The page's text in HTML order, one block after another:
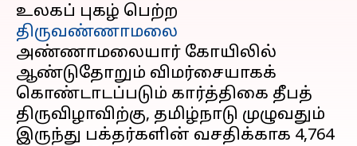
உலகப் புகழ் பெற்ற
திருவண்ணாமலை
அண்ணாமலையார் கோயிலில்
ஆண்டுதோறும் விமர்சையாகக்
கொண்டாடப்படும் கார்த்திகை தீபத்
திருவிழாவிற்கு, தமிழ்நாடு முழுவதும்
இருந்து பக்தர்களின் வசதிக்காக 4,764